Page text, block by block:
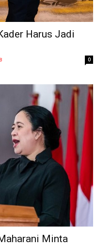
Harus Jadi
0
Minta